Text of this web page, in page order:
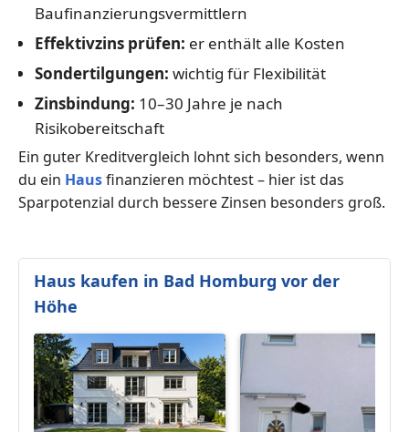
Baufinanzierungsvermittlern
Effektivzins prüfen: er enthält alle Kosten
Sondertilgungen: wichtig für Flexibilität
Zinsbindung: 10–30 Jahre je nach
Risikobereitschaft
Ein guter Kreditvergleich lohnt sich besonders, wenn
du ein Hausfinanzieren möchtest – hier ist das
Sparpotenzial durch bessere Zinsen besonders groß.
Haus kaufen in Bad Homburg vor der
Höhe